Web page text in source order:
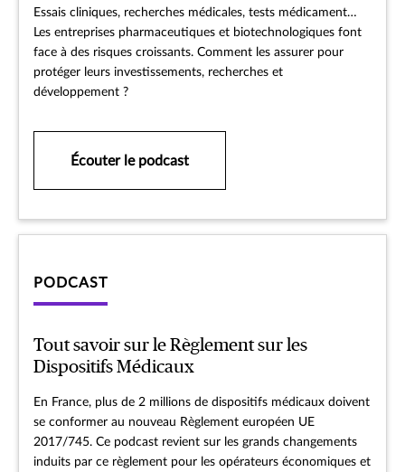
Essais cliniques, recherches médicales, tests médicament…
Les entreprises pharmaceutiques et biotechnologiques font
face à des risques croissants. Comment les assurer pour
protéger leurs investissements, recherches et
développement ?
Écouter le podcast
PODCAST
Tout savoir sur le Règlement sur les
Dispositifs Médicaux
En France, plus de 2 millions de dispositifs médicaux doivent
se conformer au nouveau Règlement européen UE
2017/745. Ce podcast revient sur les grands changements
induits par ce règlement pour les opérateurs économiques et